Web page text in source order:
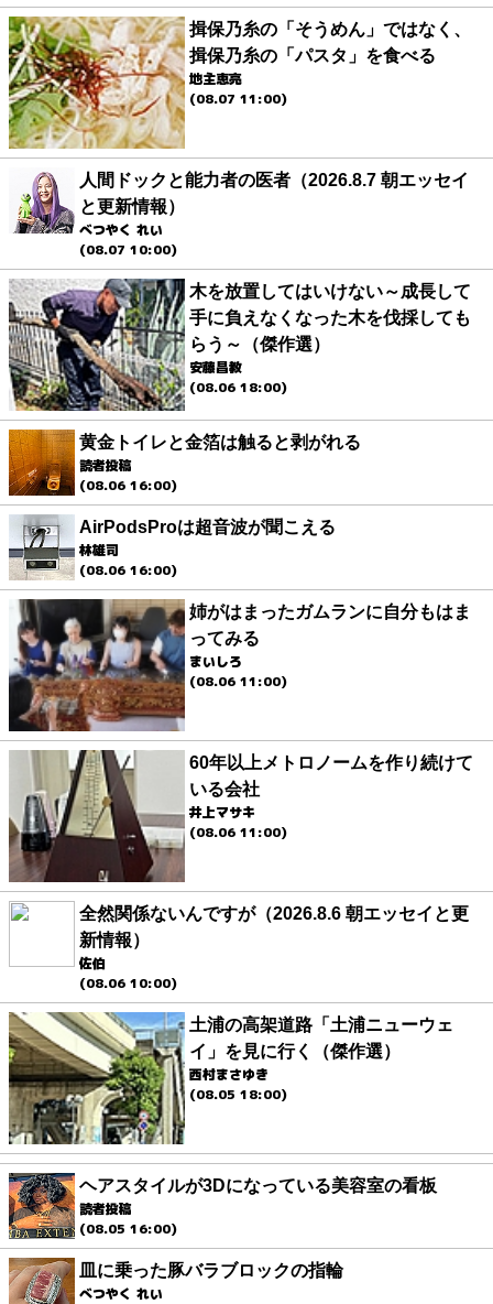
揖保乃糸の「そうめん」ではなく、
揖保乃糸の「パスタ」を食べる
地主恵亮
(08.07 11:00)
人間ドックと能力者の医者（2026.8.7 朝エッセイ
と更新情報）
べつやく れい
(08.07 10:00)
木を放置してはいけない～成長して
手に負えなくなった木を伐採しても
らう～（傑作選）
安藤昌教
(08.06 18:00)
黄金トイレと金箔は触ると剥がれる
読者投稿
(08.06 16:00)
AirPodsProは超音波が聞こえる
林雄司
(08.06 16:00)
姉がはまったガムランに自分もはま
ってみる
まいしろ
(08.06 11:00)
60年以上メトロノームを作り続けて
いる会社
井上マサキ
(08.06 11:00)
全然関係ないんですが（2026.8.6 朝エッセイと更
新情報）
佐伯
(08.06 10:00)
土浦の高架道路「土浦ニューウェ
イ」を見に行く（傑作選）
西村まさゆき
(08.05 18:00)
ヘアスタイルが3Dになっている美容室の看板
読者投稿
(08.05 16:00)
皿に乗った豚バラブロックの指輪
べつやく れい